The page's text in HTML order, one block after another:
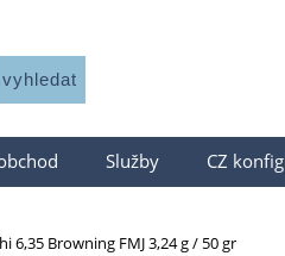
Služby CZ
6,35 Browning FMJ 3,24 g / 50 gr